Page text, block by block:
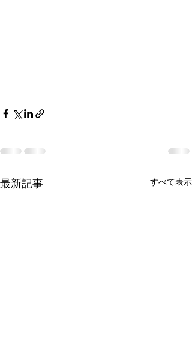
最新記事 すべて表示